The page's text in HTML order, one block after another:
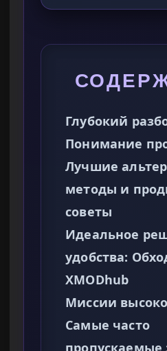
Глубокий
Понимание
Лучшие
методы и
советы
Идеальное
удобства:
XMODhub
Миссии
Самые часто